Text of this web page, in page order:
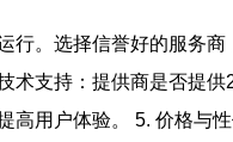
。选择信誉好的服务
支持：提供商是否提
用户体验。 5. 价格与